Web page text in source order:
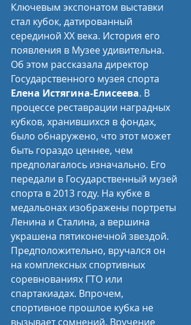
Ключевым экспонатом выставки
стал кубок, датированный
серединой XX века. История его
появления в Музее удивительна.
Об этом рассказала директор
Государственного музея спорта
Елена Истягина-Елисеева. В
процессе реставрации наградных
кубков, хранившихся в фондах,
было обнаружено, что этот может
быть гораздо ценнее, чем
предполагалось изначально. Его
передали в Государственный музей
спорта в 2013 году. На кубке в
медальонах изображены портреты
Ленина и Сталина, а вершина
украшена пятиконечной звездой.
Предположительно, вручался он
на комплексных спортивных
соревнованиях ГТО или
спартакиадах. Впрочем,
спортивное прошлое кубка не
вызывает сомнений. Вручение